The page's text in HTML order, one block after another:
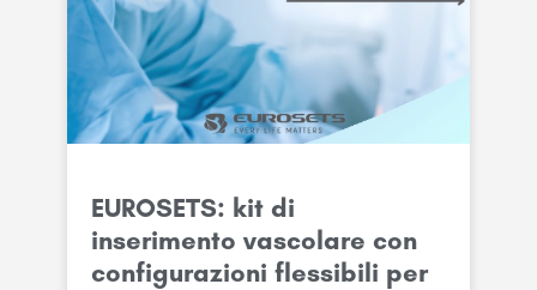
EUROSETS: kit di
inserimento vascolare con
configurazioni flessibili per